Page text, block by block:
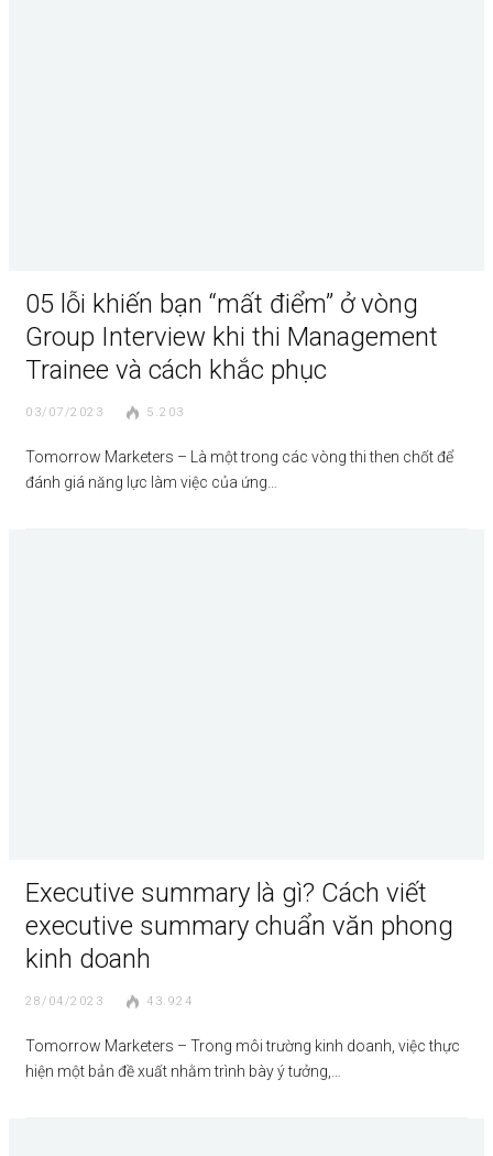
05 lỗi khiến bạn “mất điểm” ở vòng
Group Interview khi thi Management
Trainee và cách khắc phục
03/07/2023 5.203
Tomorrow Marketers – Là một trong các vòng thi then chốt để
đánh giá năng lực làm việc của ứng…
Executive summary là gì? Cách viết
executive summary chuẩn văn phong
kinh doanh
28/04/2023 43.924
Tomorrow Marketers – Trong môi trường kinh doanh, việc thực
hiện một bản đề xuất nhằm trình bày ý tưởng,…